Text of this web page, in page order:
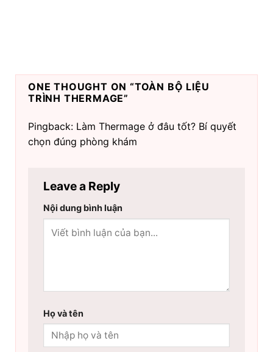
ONE THOUGHT ON “TOÀN BỘ LIỆU
TRÌNH THERMAGE”
Pingback: Làm Thermage ở đâu tốt? Bí quyết
chọn đúng phòng khám
Leave a Reply
Nội dung bình luận
Họ và tên